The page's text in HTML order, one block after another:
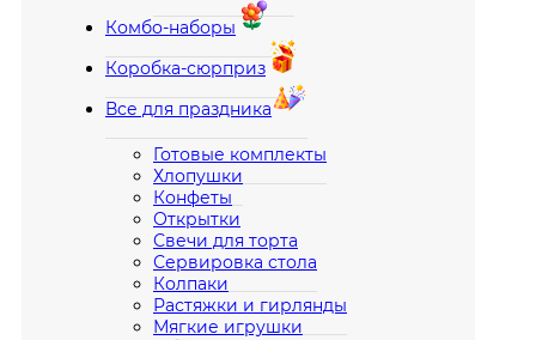
Комбо-наборы
Коробка-сюрприз
Все для праздника
Готовые комплекты
Хлопушки
Конфеты
Открытки
Свечи для торта
Сервировка стола
Колпаки
Растяжки и гирлянды
Мягкие игрушки